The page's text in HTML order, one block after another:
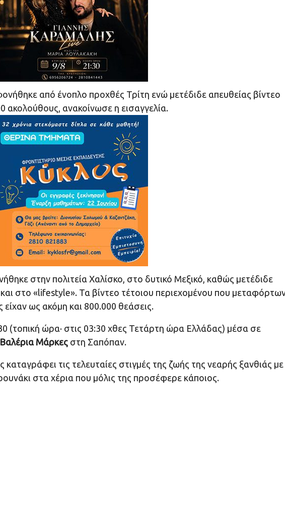
από ένοπλο προχθές Τρίτη ενώ μετέδιδε απευθείας βίντεο
ανακοίνωσε η εισαγγελία.
στην πολιτεία Χαλίσκο, στο δυτικό Μεξικό, καθώς μετέδιδε
στο «lifestyle». Τα βίντεο τέτοιου περιεχομένου που
ως ακόμη και 800.000 θεάσεις.
(τοπική ώρα· στις 03:30 χθες Τετάρτη ώρα Ελλάδας) μέσα σε
Βαλέρια Μάρκες στη Σαπόπαν.
τις τελευταίες στιγμές της ζωής της νεαρής ξανθιάς με
στα χέρια που μόλις της προσέφερε κάποιος.